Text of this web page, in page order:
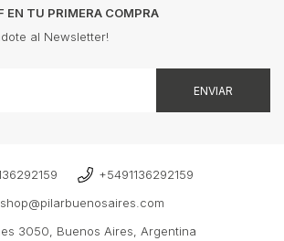
EN TU PRIMERA COMPRA
al Newsletter!
+5491136292159
shop@pilarbuenosaires.com
3050, Buenos Aires, Argentina